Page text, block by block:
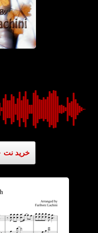
خرید نت ۳۰۰۰۰ تومان